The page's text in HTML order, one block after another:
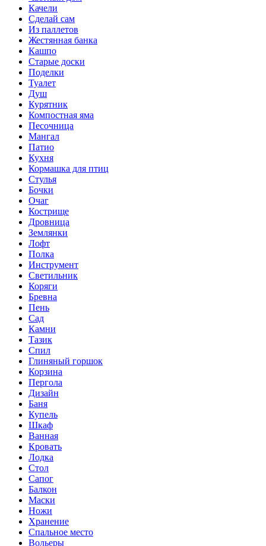
Качели
Сделай сам
Из паллетов
Жестянная банка
Кашпо
Старые доски
Поделки
Туалет
Душ
Курятник
Компостная яма
Песочница
Мангал
Патио
Кухня
Кормашка для птиц
Стулья
Бочки
Очаг
Кострище
Дровница
Землянки
Лофт
Полка
Инструмент
Светильник
Коряги
Бревна
Пень
Сад
Камни
Тазик
Спил
Глиняный горшок
Корзина
Пергола
Дизайн
Баня
Купель
Шкаф
Ванная
Кровать
Лодка
Стол
Сапог
Балкон
Маски
Ножи
Хранение
Спальное место
Вольеры